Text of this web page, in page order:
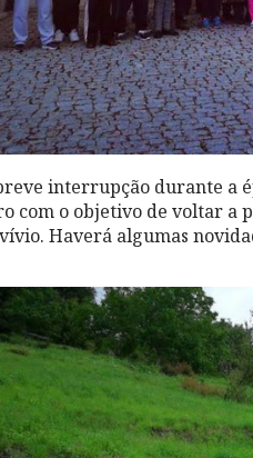
interrupção durante a
com o objetivo de voltar a
Haverá algumas